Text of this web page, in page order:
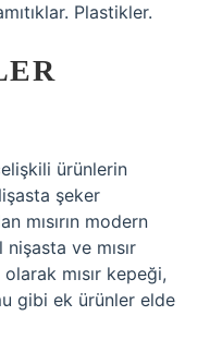
Plastikler.
ürünlerin
şeker
mısırın modern
ve mısır
mısır kepeği,
gibi ek ürünler elde